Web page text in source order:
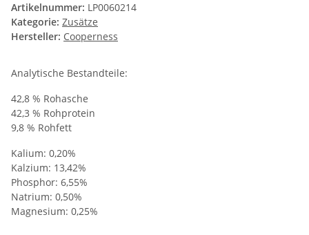
Artikelnummer: LP0060214
Kategorie: Zusätze
Hersteller: Cooperness
Analytische Bestandteile:
42,8 % Rohasche
42,3 % Rohprotein
9,8 % Rohfett
Kalium: 0,20%
Kalzium: 13,42%
Phosphor: 6,55%
Natrium: 0,50%
Magnesium: 0,25%